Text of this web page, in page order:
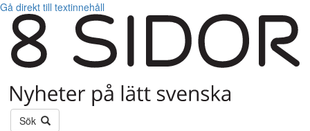
Gå direkt till textinnehåll
Sök